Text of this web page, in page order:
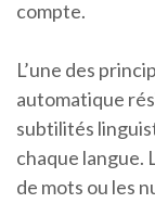
compte.
L’une des
automatique
subtilités
chaque langue.
de mots ou les